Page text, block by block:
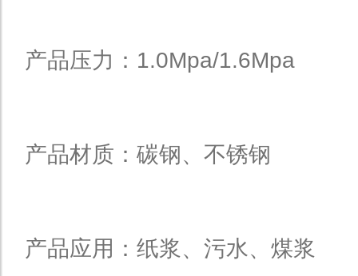
产品压力：1.0Mpa/1.6Mpa
产品材质：碳钢、不锈钢
产品应用：纸浆、污水、煤浆